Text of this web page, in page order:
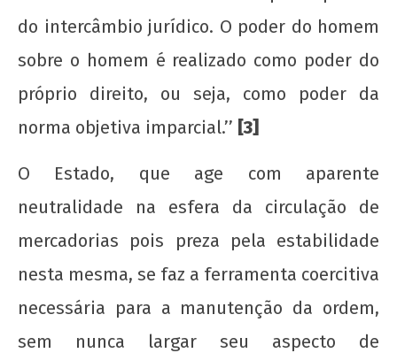
do intercâmbio jurídico. O poder do homem
sobre o homem é realizado como poder do
próprio direito, ou seja, como poder da
norma objetiva imparcial.’’ [3]
O Estado, que age com aparente
neutralidade na esfera da circulação de
mercadorias pois preza pela estabilidade
nesta mesma, se faz a ferramenta coercitiva
necessária para a manutenção da ordem,
sem nunca largar seu aspecto de